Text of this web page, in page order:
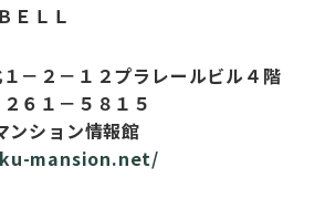
ＥＬＬ
－２－１２プラレールビル４階
６１－５８１５
ンション情報館
mansion.net/